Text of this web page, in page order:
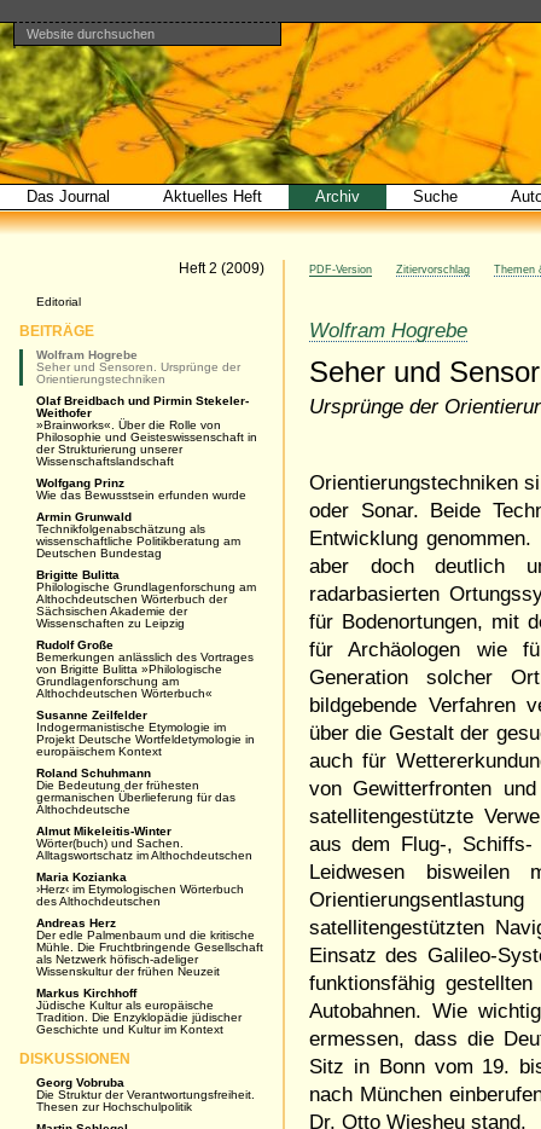
Direkt
zum
Inhalt
|
Direkt
zur
Navigation
Benutzerspezifische
Werkzeuge
Website durchsuchen
Erweiterte
Suche…
Bereiche
Das Journal Aktuelles Heft Archiv Suche
PDF-Version Zitiervorschlag Themen
Wolfram Hogrebe
Seher und
Ursprünge der
Orientierungstechniken
oder Sonar. Beide
Entwicklung
aber doch deutlich
radarbasierten
für Bodenortungen, mit
für Archäologen wie
Generation solcher
bildgebende Verfahren
über die Gestalt der
auch für
von Gewitterfronten
satellitengestützte
aus dem Flug-,
Leidwesen
satellitengestützten
Einsatz des Galileo-
funktionsfähig
Autobahnen. Wie
ermessen, dass die
Sitz in Bonn vom 19.
nach München
Dr. Otto Wiesheu stand.
Heft 2 (2009)
Editorial
BEITRÄGE
Wolfram Hogrebe
Seher und Sensoren. Ursprünge der
Orientierungstechniken
Olaf Breidbach und Pirmin Stekeler-
Weithofer
»Brainworks«. Über die Rolle von
Philosophie und Geisteswissenschaft in
der Strukturierung unserer
Wissenschaftslandschaft
Wolfgang Prinz
Wie das Bewusstsein erfunden wurde
Armin Grunwald
Technikfolgenabschätzung als
wissenschaftliche Politikberatung am
Deutschen Bundestag
Brigitte Bulitta
Philologische Grundlagenforschung am
Althochdeutschen Wörterbuch der
Sächsischen Akademie der
Wissenschaften zu Leipzig
Rudolf Große
Bemerkungen anlässlich des Vortrages
von Brigitte Bulitta »Philologische
Grundlagenforschung am
Althochdeutschen Wörterbuch«
Susanne Zeilfelder
Indogermanistische Etymologie im
Projekt Deutsche Wortfeldetymologie in
europäischem Kontext
Roland Schuhmann
Die Bedeutung der frühesten
germanischen Überlieferung für das
Althochdeutsche
Almut Mikeleitis-Winter
Wörter(buch) und Sachen.
Alltagswortschatz im Althochdeutschen
Maria Kozianka
›Herz‹ im Etymologischen Wörterbuch
des Althochdeutschen
Andreas Herz
Der edle Palmenbaum und die kritische
Mühle. Die Fruchtbringende Gesellschaft
als Netzwerk höfisch-adeliger
Wissenskultur der frühen Neuzeit
Markus Kirchhoff
Jüdische Kultur als europäische
Tradition. Die Enzyklopädie jüdischer
Geschichte und Kultur im Kontext
DISKUSSIONEN
Georg Vobruba
Die Struktur der Verantwortungsfreiheit.
Thesen zur Hochschulpolitik